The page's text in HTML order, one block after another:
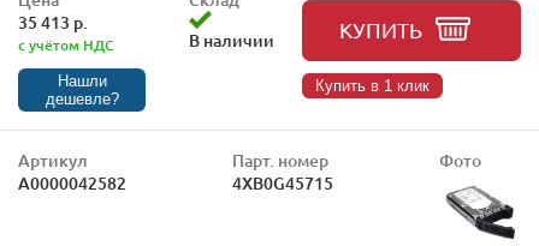
35 413 р.
с учётом НДС
Нашли
дешевле?
В наличии
КУПИТЬ
Купить в 1 клик
Артикул
А0000042582
Парт. номер
4XB0G45715
Фото